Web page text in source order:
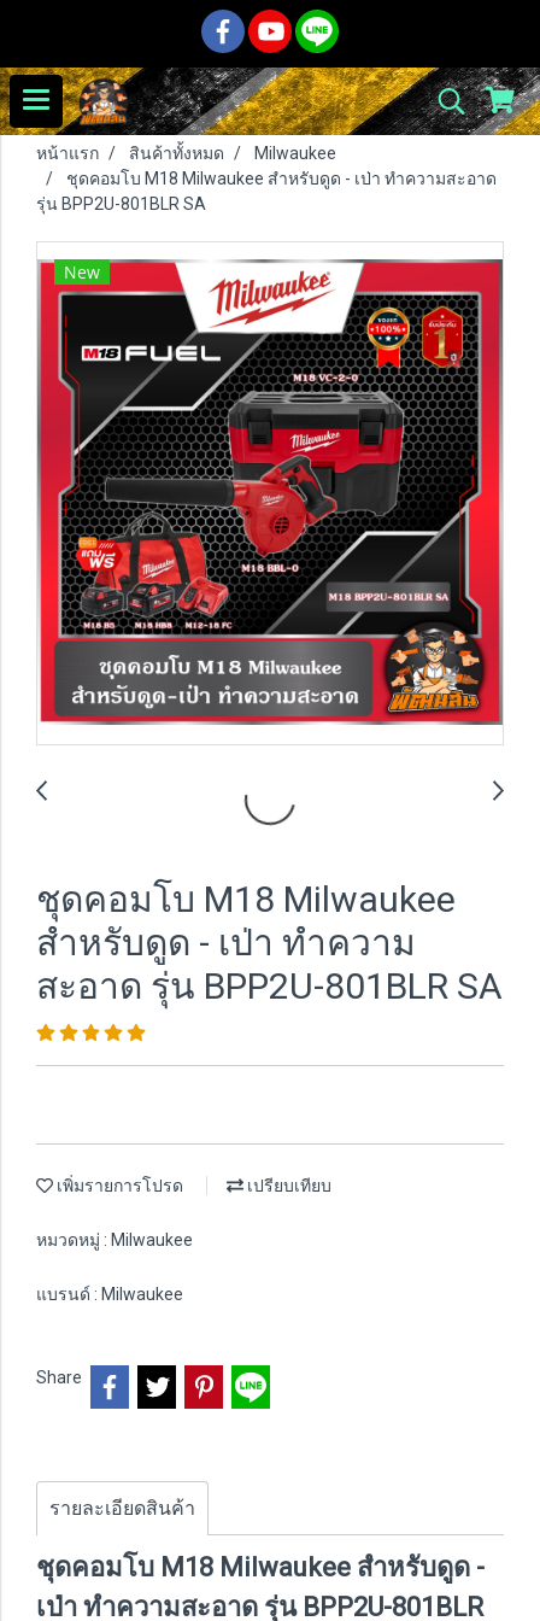
หน้าแรก สินค้าทั้งหมด
Milwaukee
ชุดคอมโบ M18 Milwaukee สำหรับดูด - เป่า ทำความสะอาด
รุ่น BPP2U-801BLR SA
New
ชุดคอมโบ M18 Milwaukee
สำหรับดูด - เป่า ทำความ
สะอาด รุ่น BPP2U-801BLR SA
เพิ่มรายการโปรด เปรียบเทียบ
หมวดหมู่ : Milwaukee
แบรนด์ : Milwaukee
Share
รายละเอียดสินค้า
ชุดคอมโบ M18 Milwaukee สำหรับดูด -
เป่า ทำความสะอาด รุ่น BPP2U-801BLR